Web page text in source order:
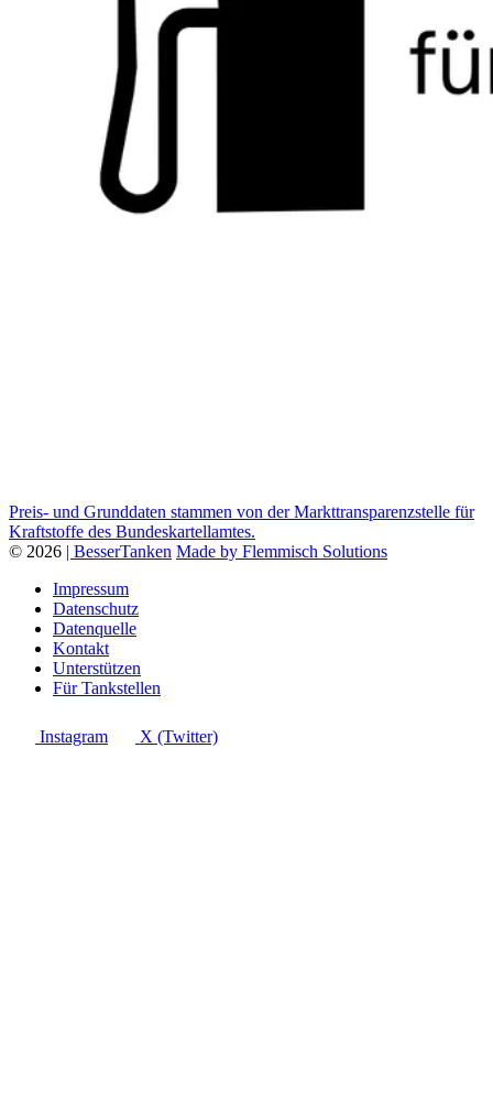
Preis- und Grunddaten stammen von der Markttransparenzstelle für
Kraftstoffe des Bundeskartellamtes.
© 2026 | BesserTanken Made by Flemmisch Solutions
Impressum
Datenschutz
Datenquelle
Kontakt
Unterstützen
Für Tankstellen
Instagram X (Twitter)